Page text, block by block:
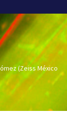
(Zeiss México